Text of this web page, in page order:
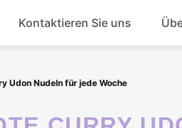
Kontaktieren Sie uns
Udon Nudeln für jede Woche